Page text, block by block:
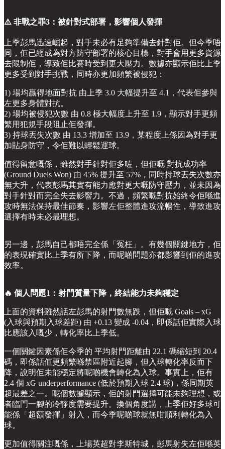
⚠️ 非戰之罪3：被針對式部署，影響個人發揮
上季彭馬迅速崛起，對手未必有足夠準備去針對佢。但今季唔
同，佢已經成為對方防守部署的核心目標，對手會用更多資源
去限制佢，導致佢比賽時受到更大壓力。數據亦顯示佢比上季
更多受到對手挑戰，同時亦更加頻繁被侵犯：
1) 場均贏得地面對抗 由上季 3.0 大幅提升至 4.1，代表佢參與
左更多身體對抗。
2) 場均被侵犯次數 由 0.8 極大幅度上升至 1.9，顯示對手更頻
繁用犯規手段阻止佢發揮。
3) 持球丟失次數 由 13.3 增加至 13.9，某程度上係因為對手更
加貼身防守，令佢難以輕鬆運球。
值得留意嘅係，雖然對手針對佢多咗，但佢嘅 對抗成功率
(Ground Duels Won) 由 45% 提升至 57%，同時持球丟失次數亦
無大升，代表彭馬其實有能力應對更大嘅防守壓力，並未因為
對手針對而完全失去影響力。不過，頻繁嘅對抗始終令佢喺進
攻時無法保持最佳節奏，影響左佢整體進攻流暢性，導致進攻
選擇有時未必最理想。
另一邊，彭馬自己都唔完全係「冤枉」。有幾個關鍵地方，佢
的表現確實比上季有所下降，而呢啲問題亦都影響到佢的進攻
效率。
🔥 個人問題1：射門質量下降，終結能力未夠穩定
上面的資料雖然話左彭馬的射門數無跌，但佢嘅 Goals – xG
(入球與預期入球差距) 由 +0.13 變成 -0.04，即係話佢實際入球
比應該入嘅少，轉化率比上季低。
一個關鍵因素係佢今季的 平均射門距離由 22.1 碼縮短到 20.4
碼，即係話佢更頻繁喺禁區附近起腳，但入球轉化率反而下
降，說明佢未能穩定將呢啲機會轉化為入球。事實上，佢有
2.4 個 xG underperformance (低於預期入球 2.4 球)，係同期英
超最差之一。呢個數據顯示，佢的射門選擇可能未夠理想，或
者臨門一腳的冷靜度需要提升。換個角度講，上季佢好多球可
能係「超額發揮」射入，而今季呢啲球就無咁順利轉化為入
球。
更加值得關注嘅係，上場英超對李斯特城，彭馬射失左佢喺英